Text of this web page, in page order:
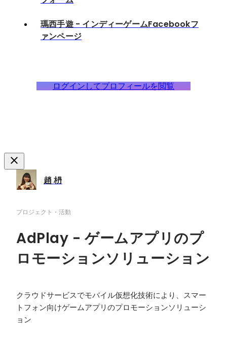
瑪西手遊 - インディーゲームFacebookフ
ァンページ
ログインしてプロフィールを閲覧
趙 枬
プロジェクト・活動
AdPlay - ゲームアプリのプ
ロモーションソリューション
クラウドサービスでモバイル仮想化技術により、スマー
トフォン向けゲームアプリのプロモーションソリューシ
ョン